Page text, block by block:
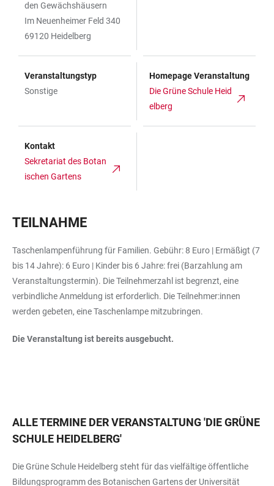
den Gewächshäusern
Im Neuenheimer Feld 340
69120 Heidelberg
Veranstaltungstyp
Sonstige
Homepage Veranstaltung
Die Grüne Schule Heid
elberg
Kontakt
Sekretariat des Botan
ischen Gartens
TEILNAHME
Taschenlampenführung für Familien. Gebühr: 8 Euro | Ermäßigt (7
bis 14 Jahre): 6 Euro | Kinder bis 6 Jahre: frei (Barzahlung am
Veranstaltungstermin). Die Teilnehmerzahl ist begrenzt, eine
verbindliche Anmeldung ist erforderlich. Die Teilnehmer:innen
werden gebeten, eine Taschenlampe mitzubringen.
Die Veranstaltung ist bereits ausgebucht.
ALLE TERMINE DER VERANSTALTUNG'DIE GRÜNE
SCHULE HEIDELBERG'
Die Grüne Schule Heidelberg steht für das vielfältige öffentliche
Bildungsprogramm des Botanischen Gartens der Universität